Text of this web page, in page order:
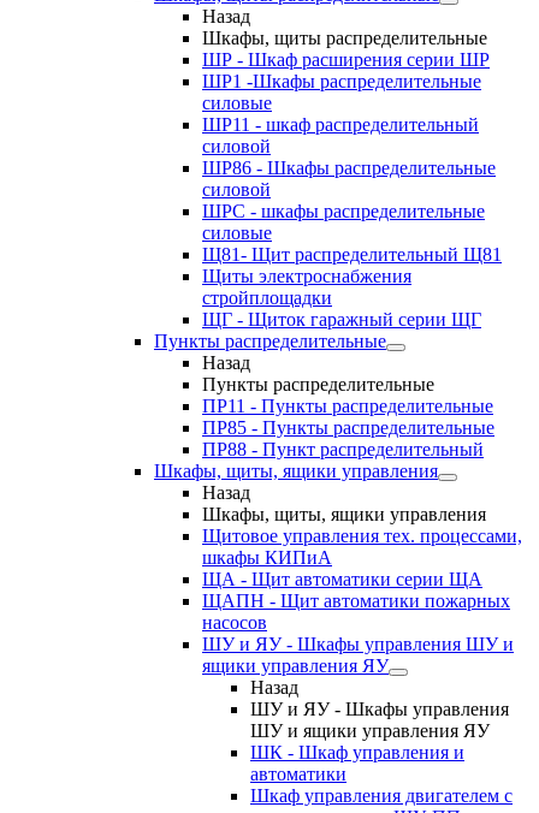
Назад
Шкафы, щиты распределительные
ШР - Шкаф расширения серии ШР
ШР1 -Шкафы распределительные
силовые
ШР11 - шкаф распределительный
силовой
ШР86 - Шкафы распределительные
силовой
ШРС - шкафы распределительные
силовые
Щ81- Щит распределительный Щ81
Щиты электроснабжения
стройплощадки
ЩГ - Щиток гаражный серии ЩГ
Пункты распределительные
Назад
Пункты распределительные
ПР11 - Пункты распределительные
ПР85 - Пункты распределительные
ПР88 - Пункт распределительный
Шкафы, щиты, ящики управления
Назад
Шкафы, щиты, ящики управления
Щитовое управления тех. процессами,
шкафы КИПиА
ЩА - Щит автоматики серии ЩА
ЩАПН - Щит автоматики пожарных
насосов
ШУ и ЯУ - Шкафы управления ШУ и
ящики управления ЯУ
Назад
ШУ и ЯУ - Шкафы управления
ШУ и ящики управления ЯУ
ШК - Шкаф управления и
автоматики
Шкаф управления двигателем с